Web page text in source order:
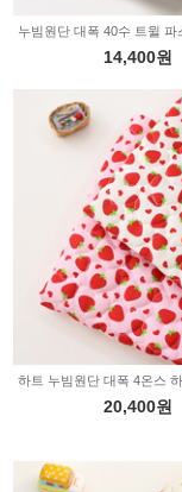
14,400원
20,400원